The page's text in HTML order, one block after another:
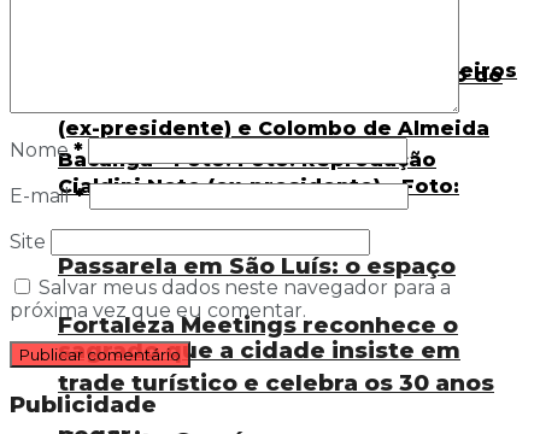
Fortaleza Meetings reconhece o
trade turístico e celebra os 30 anos
Passarela em São Luís: o espaço
sagrado que a cidade insiste em
Nome*
E-mail*
Site
Salvar meus dados neste navegador para a
próxima vez que eu comentar.
Publicidade